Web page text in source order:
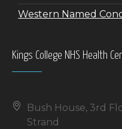
Western Named
Kings College NHS Health
Bush House, 3rd
Strand